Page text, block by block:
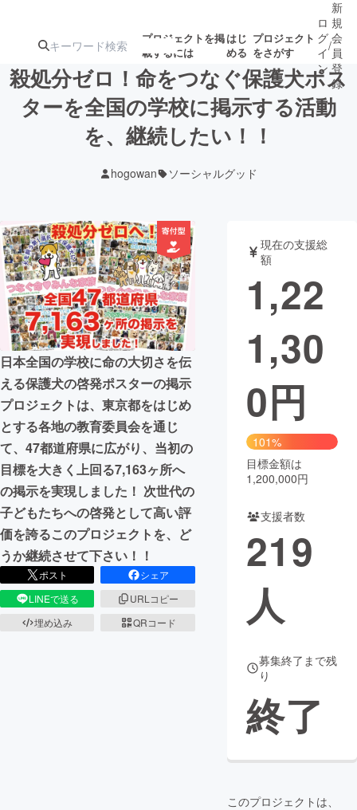
プロジェクトを掲
載するには
はじ
める
プロジェクト
をさがす
注目のリ
ターン
注目の新着プロ募集終了が近いプ
テクノロジー・ガジェット
映像・映画 書籍・雑誌
ビジネス・起業 チャレンジ
まちづくり・地域活性化
CAMPFIRE for Social Good
CAMPFIRE Creation
CAMPFIREふるさと納税
コミュニティ
ロ
グ
イ
ン
/
新
規
会
員
登
録
殺処分ゼロ！命をつなぐ保護犬ポス
ターを全国の学校に掲示する活動
を、継続したい！！
hogowan ソーシャルグッド
日本全国の学校に命の大切さを伝
える保護犬の啓発ポスターの掲示
プロジェクトは、東京都をはじめ
とする各地の教育委員会を通じ
て、47都道府県に広がり、当初の
目標を大きく上回る7,163ヶ所へ
の掲示を実現しました！ 次世代の
子どもたちへの啓発として高い評
価を誇るこのプロジェクトを、ど
うか継続させて下さい！！
ポスト
シェア
LINEで送る
URLコピー
埋め込み
QRコード
現在の支援総
額
1,22
1,30
0円
101%
目標金額は
1,200,000円
支援者数
219
人
募集終了まで残
り
終了
このプロジェクトは、